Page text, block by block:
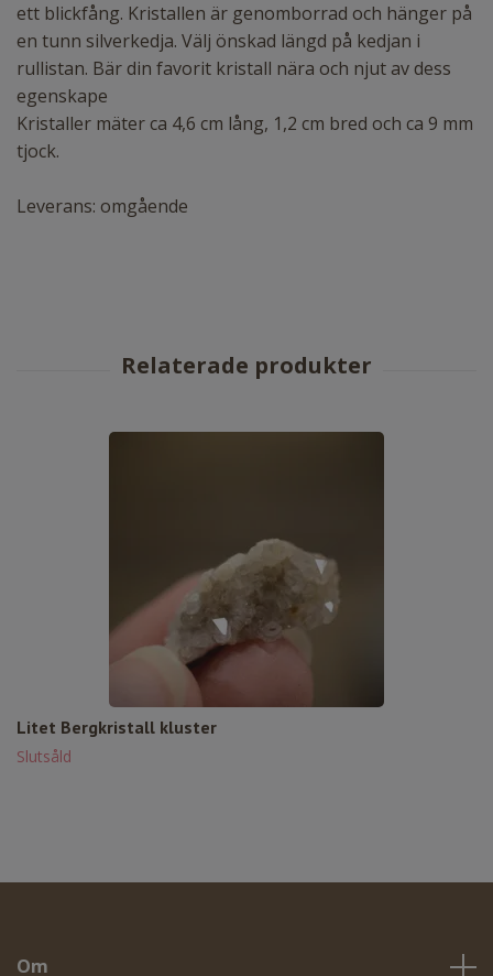
ett blickfång. Kristallen är genomborrad och hänger på
en tunn silverkedja. Välj önskad längd på kedjan i
rullistan. Bär din favorit kristall nära och njut av dess
egenskape
Kristaller mäter ca 4,6 cm lång, 1,2 cm bred och ca 9 mm
tjock.
Leverans: omgående
Litet Bergkristall kluster
Slutsåld
Om